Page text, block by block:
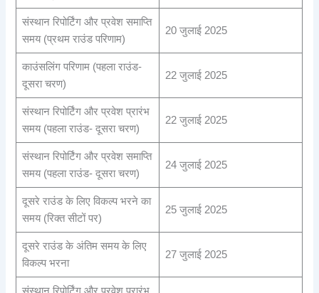
संस्थान रिपोर्टिंग और प्रवेश समाप्ति
समय (प्रथम राउंड परिणाम)
20 जुलाई 2025
काउंसलिंग परिणाम (पहला राउंड-
दूसरा चरण)
22 जुलाई 2025
संस्थान रिपोर्टिंग और प्रवेश प्रारंभ
समय (पहला राउंड- दूसरा चरण)
22 जुलाई 2025
संस्थान रिपोर्टिंग और प्रवेश समाप्ति
समय (पहला राउंड- दूसरा चरण)
24 जुलाई 2025
दूसरे राउंड के लिए विकल्प भरने का
समय (रिक्त सीटों पर)
25 जुलाई 2025
दूसरे राउंड के अंतिम समय के लिए
विकल्प भरना
27 जुलाई 2025